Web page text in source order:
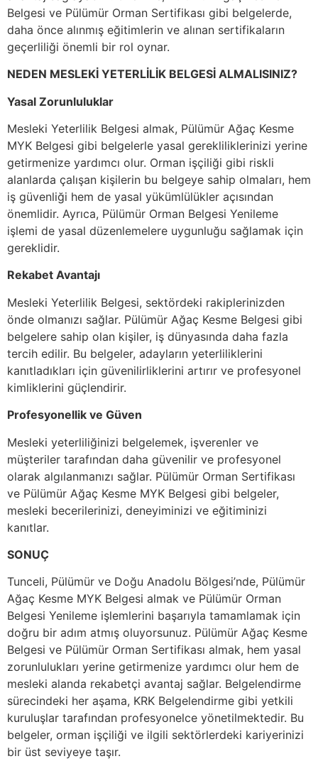
Belgesi ve Pülümür Orman Sertifikası gibi belgelerde,
daha önce alınmış eğitimlerin ve alınan sertifikaların
geçerliliği önemli bir rol oynar.
NEDEN MESLEKİ YETERLİLİK BELGESİ ALMALISINIZ?
Yasal Zorunluluklar
Mesleki Yeterlilik Belgesi almak, Pülümür Ağaç Kesme
MYK Belgesi gibi belgelerle yasal gerekliliklerinizi yerine
getirmenize yardımcı olur. Orman işçiliği gibi riskli
alanlarda çalışan kişilerin bu belgeye sahip olmaları, hem
iş güvenliği hem de yasal yükümlülükler açısından
önemlidir. Ayrıca, Pülümür Orman Belgesi Yenileme
işlemi de yasal düzenlemelere uygunluğu sağlamak için
gereklidir.
Rekabet Avantajı
Mesleki Yeterlilik Belgesi, sektördeki rakiplerinizden
önde olmanızı sağlar. Pülümür Ağaç Kesme Belgesi gibi
belgelere sahip olan kişiler, iş dünyasında daha fazla
tercih edilir. Bu belgeler, adayların yeterliliklerini
kanıtladıkları için güvenilirliklerini artırır ve profesyonel
kimliklerini güçlendirir.
Profesyonellik ve Güven
Mesleki yeterliliğinizi belgelemek, işverenler ve
müşteriler tarafından daha güvenilir ve profesyonel
olarak algılanmanızı sağlar. Pülümür Orman Sertifikası
ve Pülümür Ağaç Kesme MYK Belgesi gibi belgeler,
mesleki becerilerinizi, deneyiminizi ve eğitiminizi
kanıtlar.
SONUÇ
Tunceli, Pülümür ve Doğu Anadolu Bölgesi’nde, Pülümür
Ağaç Kesme MYK Belgesi almak ve Pülümür Orman
Belgesi Yenileme işlemlerini başarıyla tamamlamak için
doğru bir adım atmış oluyorsunuz. Pülümür Ağaç Kesme
Belgesi ve Pülümür Orman Sertifikası almak, hem yasal
zorunlulukları yerine getirmenize yardımcı olur hem de
mesleki alanda rekabetçi avantaj sağlar. Belgelendirme
sürecindeki her aşama, KRK Belgelendirme gibi yetkili
kuruluşlar tarafından profesyonelce yönetilmektedir. Bu
belgeler, orman işçiliği ve ilgili sektörlerdeki kariyerinizi
bir üst seviyeye taşır.